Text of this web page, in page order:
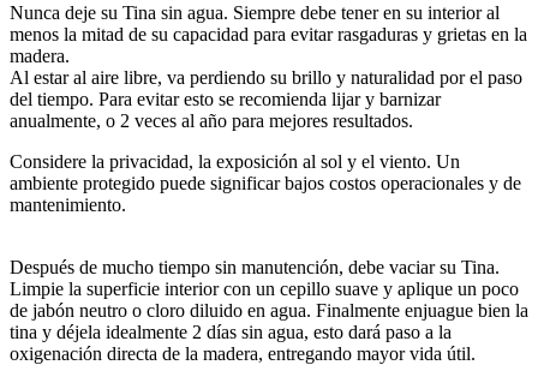
Nunca deje su Tina sin agua. Siempre debe tener en su interior al
menos la mitad de su capacidad para evitar rasgaduras y grietas en la
madera.
Al estar al aire libre, va perdiendo su brillo y naturalidad por el paso
del tiempo. Para evitar esto se recomienda lijar y barnizar
anualmente, o 2 veces al año para mejores resultados.
Considere la privacidad, la exposición al sol y el viento. Un
ambiente protegido puede significar bajos costos operacionales y de
mantenimiento.
Después de mucho tiempo sin manutención, debe vaciar su Tina.
Limpie la superficie interior con un cepillo suave y aplique un poco
de jabón neutro o cloro diluido en agua. Finalmente enjuague bien la
tina y déjela idealmente 2 días sin agua, esto dará paso a la
oxigenación directa de la madera, entregando mayor vida útil.